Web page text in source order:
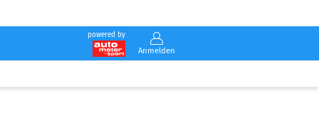
powered by
Anmelden